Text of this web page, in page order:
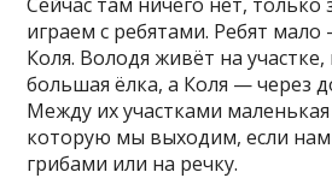
играем с ребятами. Ребят
Коля. Володя живёт на участке,
большая ёлка, а Коля — через
Между их участками маленькая
которую мы выходим, если нам
грибами или на речку.